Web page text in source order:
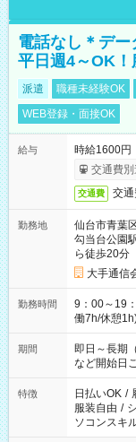
電話なし＊デー
平日週4～OK
派遣 職種未経験OK
WEB登録・面接OK
給与
時給1600
交通費別
交通費 交通
勤務地
仙台市青葉
勾当台公園
ら徒歩20分
大手通信
勤務時間
9：00～19：00の中で
働7h/休憩
期間
即日～長期
など開始日
特徴 日払いOK /
服装自由 /
ソコンスキ